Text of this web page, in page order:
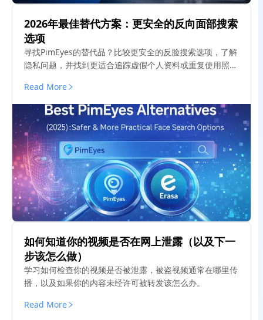
2026年最佳替代方案：更安全的反向面部搜索
选项
寻找PimEyes的替代品？比较更安全的反脸搜索选项，了解
隐私问题，并找到更适合追踪虚假个人资料或重复使用照片
Read More
如何知道你的视频是否在网上泄露（以及下一
步该怎么做）
学习如何检查你的视频是否被泄露，被盗视频通常在哪里传
播，以及如果你的内容未经许可被转发该怎么办。
Read More